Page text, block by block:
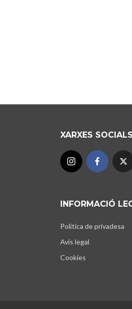
XARXES SOCIALS
INFORMACIÓ
Política de privadesa
Avís legal
Cookies